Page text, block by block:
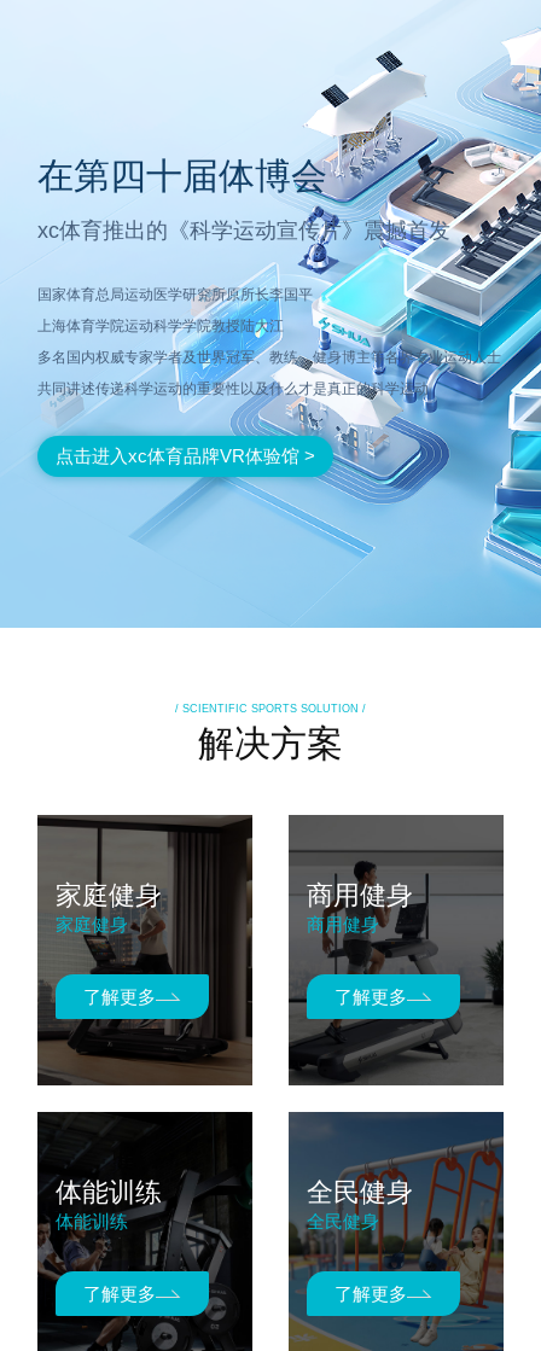
在第四十届体博会
xc体育推出的《科学运动宣传片》震撼首发
国家体育总局运动医学研究所原所长李国平
上海体育学院运动科学学院教授陆大江
多名国内权威专家学者及世界冠军、教练、健身博主等各界专业运动人士
共同讲述传递科学运动的重要性以及什么才是真正的科学运动
点击进入xc体育品牌VR体验馆 >
/ SCIENTIFIC SPORTS SOLUTION /
解决方案
家庭健身
家庭健身
了解更多
商用健身
商用健身
了解更多
体能训练
体能训练
了解更多
全民健身
全民健身
了解更多